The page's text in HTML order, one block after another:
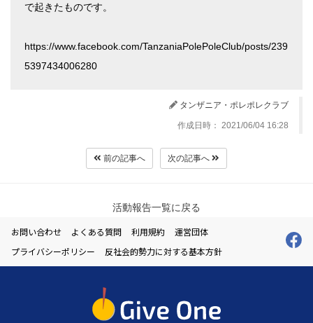
で起きたものです。
https://www.facebook.com/TanzaniaPolePoleClub/posts/239
5397434006280
タンザニア・ポレポレクラブ
作成日時： 2021/06/04 16:28
前の記事へ 次の記事へ
活動報告一覧に戻る
お問い合わせ よくある質問 利用規約
運営団体
プライバシーポリシー
反社会的勢力に対する基本方針